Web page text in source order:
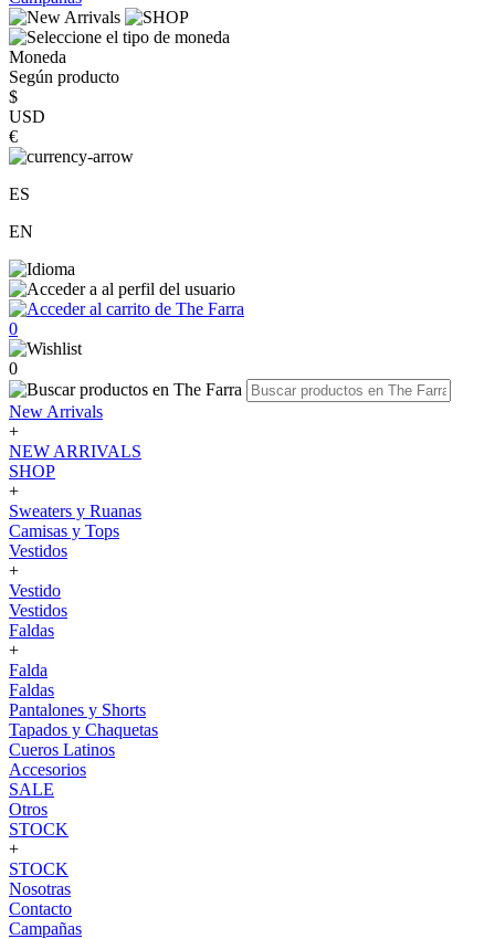
Moneda
Según producto
$
USD
€
ES
EN
0
0
New Arrivals
+
NEW ARRIVALS
SHOP
+
Sweaters y Ruanas
Camisas y Tops
Vestidos
+
Vestido
Vestidos
Faldas
+
Falda
Faldas
Pantalones y Shorts
Tapados y Chaquetas
Cueros Latinos
Accesorios
SALE
Otros
STOCK
+
STOCK
Nosotras
Contacto
Campañas